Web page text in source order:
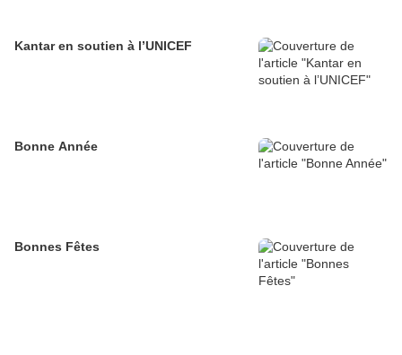
Kantar en soutien à l’UNICEF
Bonne Année
Bonnes Fêtes